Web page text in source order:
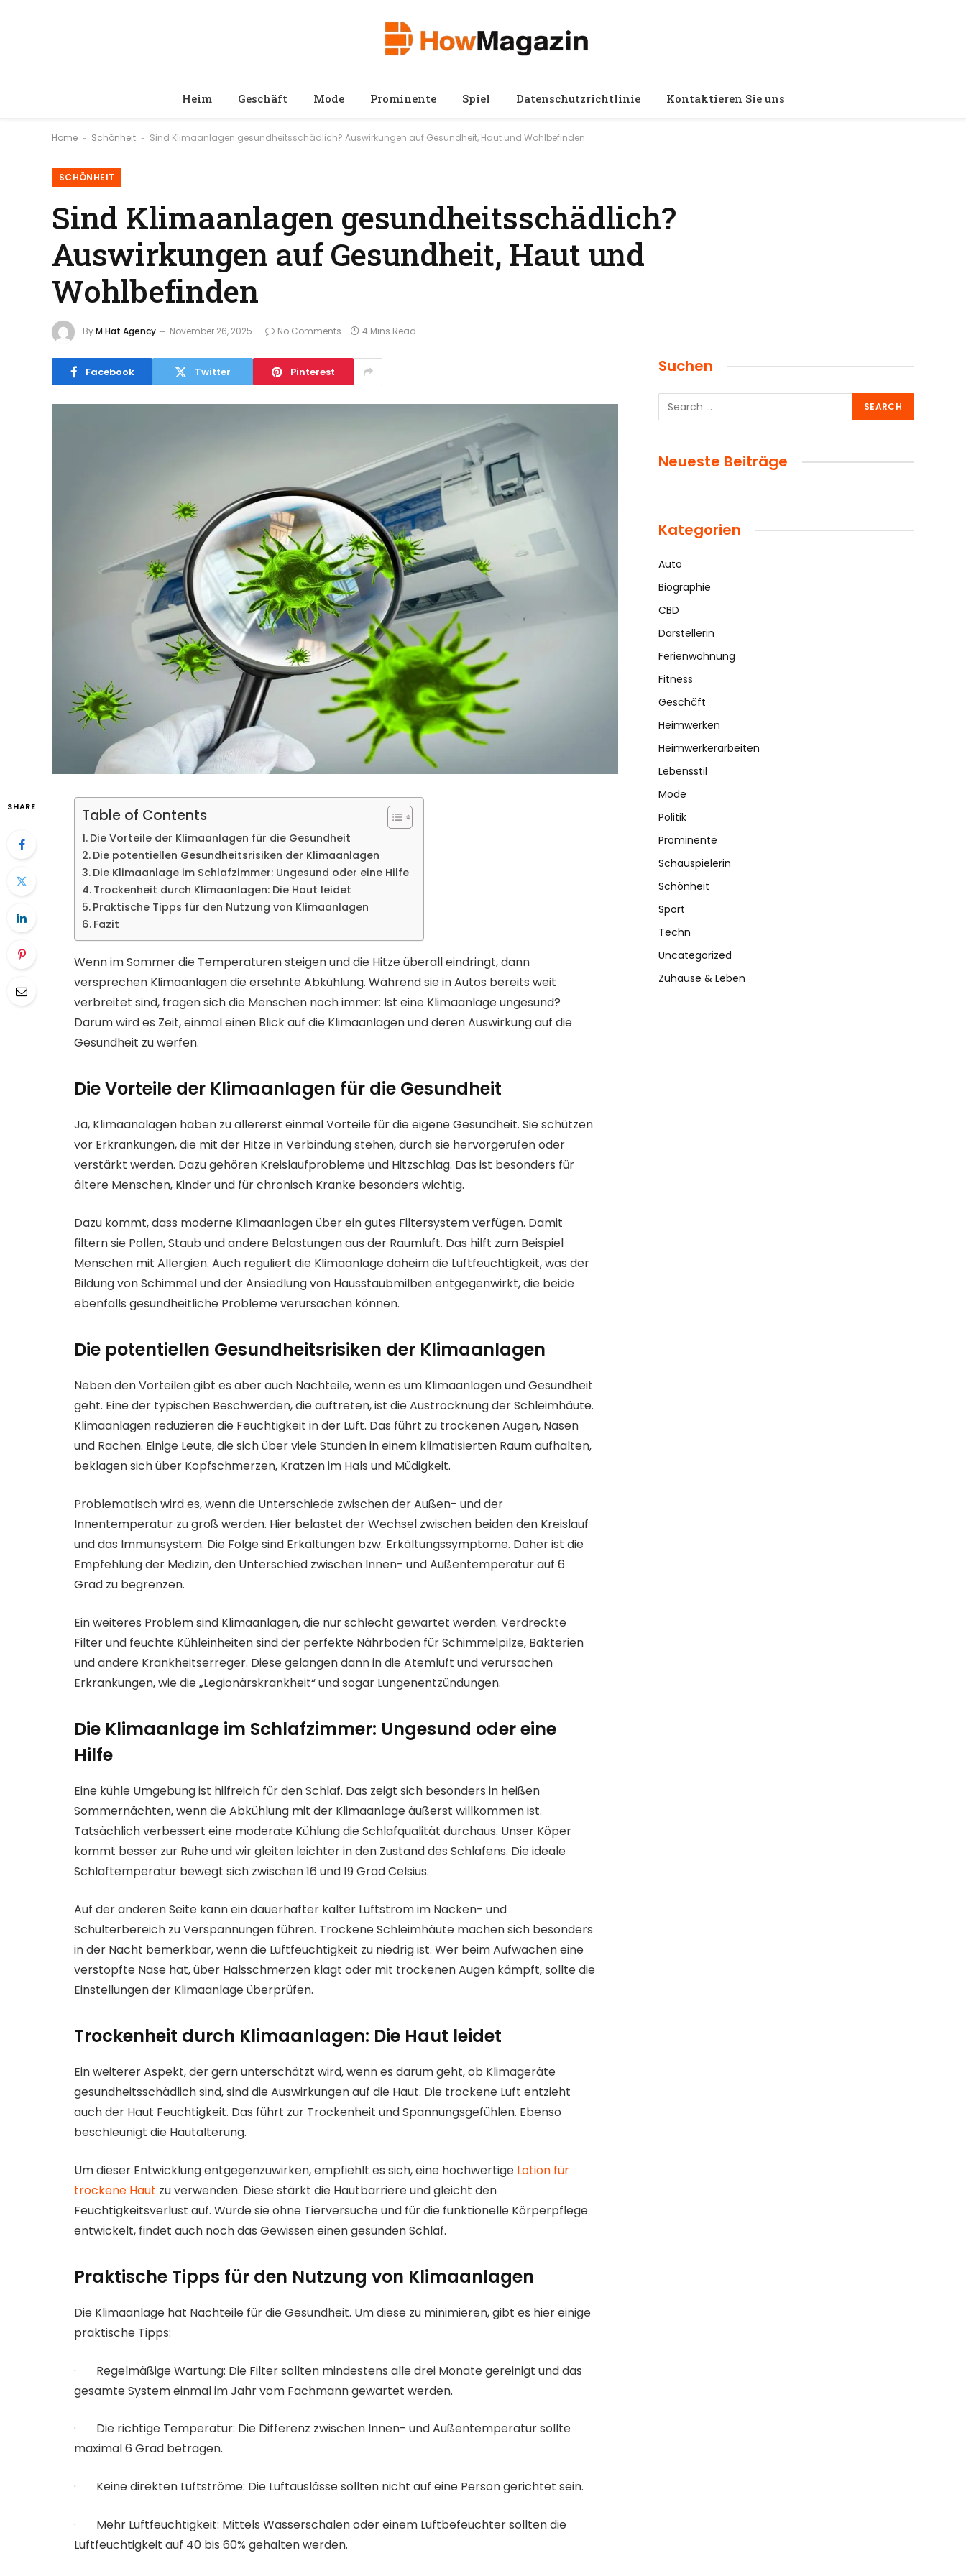
Heim Geschäft Mode Prominente Spiel Datenschutzrichtlinie Kontaktieren Sie uns
Home - Schönheit - Sind Klimaanlagen gesundheitsschädlich? Auswirkungen auf Gesundheit, Haut und Wohlbefinden
SCHÖNHEIT
Sind Klimaanlagen gesundheitsschädlich?
Auswirkungen auf Gesundheit, Haut und
Wohlbefinden
ByM Hat Agency November 26, 2025 No Comments 4 Mins Read
Facebook Twitter Pinterest
SHARE Table of Contents
Die Vorteile der Klimaanlagen für die Gesundheit
Die potentiellen Gesundheitsrisiken der Klimaanlagen
Die Klimaanlage im Schlafzimmer: Ungesund oder eine Hilfe
Trockenheit durch Klimaanlagen: Die Haut leidet
Praktische Tipps für den Nutzung von Klimaanlagen
Fazit
Wenn im Sommer die Temperaturen steigen und die Hitze überall eindringt, dann
versprechen Klimaanlagen die ersehnte Abkühlung. Während sie in Autos bereits weit
verbreitet sind, fragen sich die Menschen noch immer: Ist eine Klimaanlage ungesund?
Darum wird es Zeit, einmal einen Blick auf die Klimaanlagen und deren Auswirkung auf die
Gesundheit zu werfen.
Die Vorteile der Klimaanlagen für die Gesundheit
Ja, Klimaanalagen haben zu allererst einmal Vorteile für die eigene Gesundheit. Sie schützen
vor Erkrankungen, die mit der Hitze in Verbindung stehen, durch sie hervorgerufen oder
verstärkt werden. Dazu gehören Kreislaufprobleme und Hitzschlag. Das ist besonders für
ältere Menschen, Kinder und für chronisch Kranke besonders wichtig.
Dazu kommt, dass moderne Klimaanlagen über ein gutes Filtersystem verfügen. Damit
filtern sie Pollen, Staub und andere Belastungen aus der Raumluft. Das hilft zum Beispiel
Menschen mit Allergien. Auch reguliert die Klimaanlage daheim die Luftfeuchtigkeit, was der
Bildung von Schimmel und der Ansiedlung von Hausstaubmilben entgegenwirkt, die beide
ebenfalls gesundheitliche Probleme verursachen können.
Die potentiellen Gesundheitsrisiken der Klimaanlagen
Neben den Vorteilen gibt es aber auch Nachteile, wenn es um Klimaanlagen und Gesundheit
geht. Eine der typischen Beschwerden, die auftreten, ist die Austrocknung der Schleimhäute.
Klimaanlagen reduzieren die Feuchtigkeit in der Luft. Das führt zu trockenen Augen, Nasen
und Rachen. Einige Leute, die sich über viele Stunden in einem klimatisierten Raum aufhalten,
beklagen sich über Kopfschmerzen, Kratzen im Hals und Müdigkeit.
Problematisch wird es, wenn die Unterschiede zwischen der Außen- und der
Innentemperatur zu groß werden. Hier belastet der Wechsel zwischen beiden den Kreislauf
und das Immunsystem. Die Folge sind Erkältungen bzw. Erkältungssymptome. Daher ist die
Empfehlung der Medizin, den Unterschied zwischen Innen- und Außentemperatur auf 6
Grad zu begrenzen.
Ein weiteres Problem sind Klimaanlagen, die nur schlecht gewartet werden. Verdreckte
Filter und feuchte Kühleinheiten sind der perfekte Nährboden für Schimmelpilze, Bakterien
und andere Krankheitserreger. Diese gelangen dann in die Atemluft und verursachen
Erkrankungen, wie die „Legionärskrankheit“ und sogar Lungenentzündungen.
Die Klimaanlage im Schlafzimmer: Ungesund oder eine
Hilfe
Eine kühle Umgebung ist hilfreich für den Schlaf. Das zeigt sich besonders in heißen
Sommernächten, wenn die Abkühlung mit der Klimaanlage äußerst willkommen ist.
Tatsächlich verbessert eine moderate Kühlung die Schlafqualität durchaus. Unser Köper
kommt besser zur Ruhe und wir gleiten leichter in den Zustand des Schlafens. Die ideale
Schlaftemperatur bewegt sich zwischen 16 und 19 Grad Celsius.
Auf der anderen Seite kann ein dauerhafter kalter Luftstrom im Nacken- und
Schulterbereich zu Verspannungen führen. Trockene Schleimhäute machen sich besonders
in der Nacht bemerkbar, wenn die Luftfeuchtigkeit zu niedrig ist. Wer beim Aufwachen eine
verstopfte Nase hat, über Halsschmerzen klagt oder mit trockenen Augen kämpft, sollte die
Einstellungen der Klimaanlage überprüfen.
Trockenheit durch Klimaanlagen: Die Haut leidet
Ein weiterer Aspekt, der gern unterschätzt wird, wenn es darum geht, ob Klimageräte
gesundheitsschädlich sind, sind die Auswirkungen auf die Haut. Die trockene Luft entzieht
auch der Haut Feuchtigkeit. Das führt zur Trockenheit und Spannungsgefühlen. Ebenso
beschleunigt die Hautalterung.
Um dieser Entwicklung entgegenzuwirken, empfiehlt es sich, eine hochwertige Lotion für
trockene Haut zu verwenden. Diese stärkt die Hautbarriere und gleicht den
Feuchtigkeitsverlust auf. Wurde sie ohne Tierversuche und für die funktionelle Körperpflege
entwickelt, findet auch noch das Gewissen einen gesunden Schlaf.
Praktische Tipps für den Nutzung von Klimaanlagen
Die Klimaanlage hat Nachteile für die Gesundheit. Um diese zu minimieren, gibt es hier einige
praktische Tipps:
· Regelmäßige Wartung: Die Filter sollten mindestens alle drei Monate gereinigt und das
gesamte System einmal im Jahr vom Fachmann gewartet werden.
· Die richtige Temperatur: Die Differenz zwischen Innen- und Außentemperatur sollte
maximal 6 Grad betragen.
· Keine direkten Luftströme: Die Luftauslässe sollten nicht auf eine Person gerichtet sein.
· Mehr Luftfeuchtigkeit: Mittels Wasserschalen oder einem Luftbefeuchter sollten die
Luftfeuchtigkeit auf 40 bis 60% gehalten werden.
Suchen
Neueste Beiträge
Kategorien
Auto
Biographie
CBD
Darstellerin
Ferienwohnung
Fitness
Geschäft
Heimwerken
Heimwerkerarbeiten
Lebensstil
Mode
Politik
Prominente
Schauspielerin
Schönheit
Sport
Techn
Uncategorized
Zuhause & Leben